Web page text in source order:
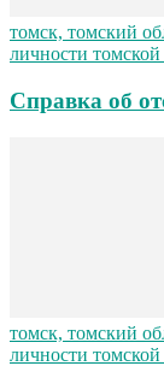
томск, томский
личности томской
Справка об
томск, томский
личности томской